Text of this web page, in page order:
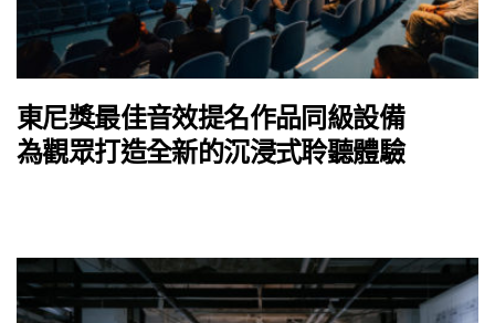
東尼獎最佳音效提名作品同級設備
為觀眾打造全新的沉浸式聆聽體驗